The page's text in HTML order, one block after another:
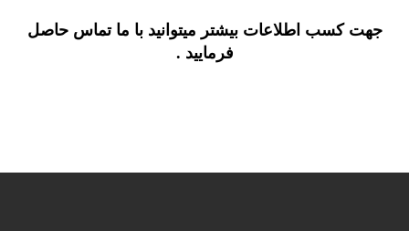
جهت کسب اطلاعات بیشتر میتوانید با ما تماس حاصل
فرمایید .